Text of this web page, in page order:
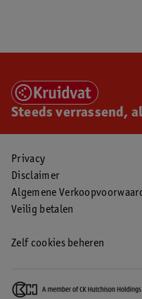
Steeds verrassend,
Privacy
Disclaimer
Algemene
Veilig betalen
Zelf cookies beheren